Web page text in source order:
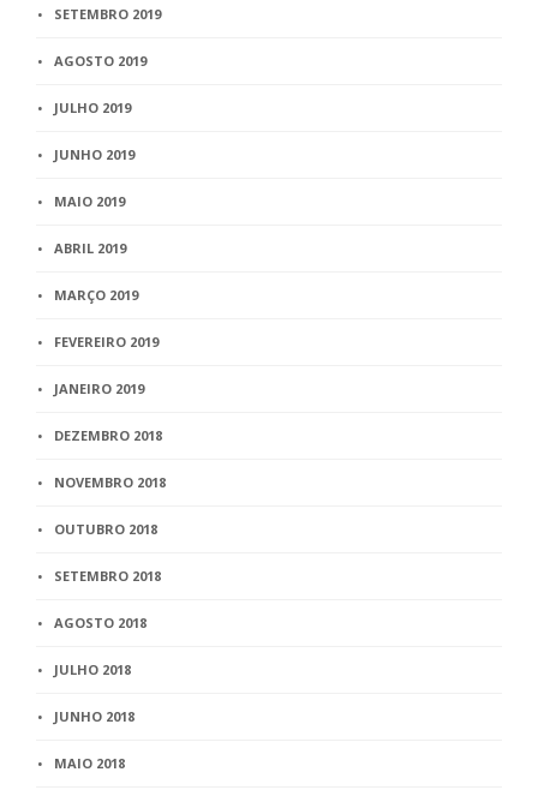
SETEMBRO 2019
AGOSTO 2019
JULHO 2019
JUNHO 2019
MAIO 2019
ABRIL 2019
MARÇO 2019
FEVEREIRO 2019
JANEIRO 2019
DEZEMBRO 2018
NOVEMBRO 2018
OUTUBRO 2018
SETEMBRO 2018
AGOSTO 2018
JULHO 2018
JUNHO 2018
MAIO 2018